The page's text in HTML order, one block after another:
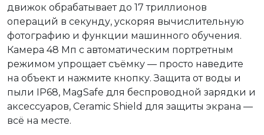
движок обрабатывает до 17 триллионов
операций в секунду, ускоряя вычислительную
фотографию и функции машинного обучения.
Камера 48 Мп с автоматическим портретным
режимом упрощает съёмку — просто наведите
на объект и нажмите кнопку. Защита от воды и
пыли IP68, MagSafe для беспроводной зарядки и
аксессуаров, Ceramic Shield для защиты экрана —
всё на месте.